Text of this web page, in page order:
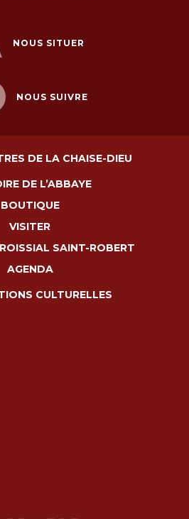
NOUS SITUER
NOUS SUIVRE
DE LA CHAISE-DIEU
DE L’ABBAYE
BOUTIQUE
VISITER
SAINT-ROBERT
AGENDA
CULTURELLES